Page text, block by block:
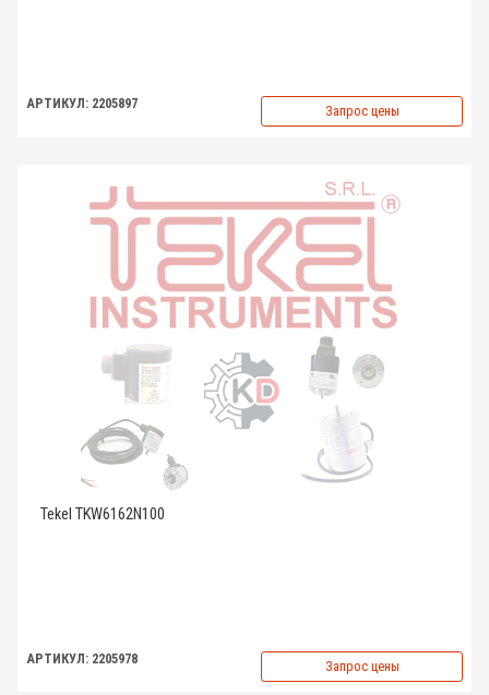
АРТИКУЛ: 2205897 Запрос цены
Tekel TKW6162N100
АРТИКУЛ: 2205978 Запрос цены